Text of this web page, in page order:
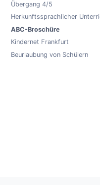
Übergang 4/5
Herkunftssprachlicher
ABC-Broschüre
Kindernet Frankfurt
Beurlaubung von Schülern